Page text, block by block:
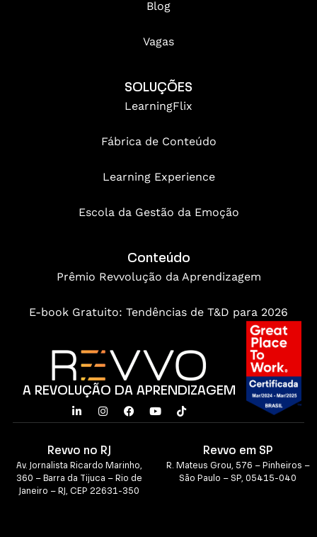
Blog
Vagas
SOLUÇÕES
LearningFlix
Fábrica de Conteúdo
Learning Experience
Escola da Gestão da Emoção
Conteúdo
Prêmio Revvolução da Aprendizagem
E-book Gratuito: Tendências de T&D para 2026
A REVOLUÇÃO DA APRENDIZAGEM
Revvo no RJ
Av. Jornalista Ricardo Marinho,
360 – Barra da Tijuca – Rio de
Janeiro – RJ, CEP 22631-350
Revvo em SP
R. Mateus Grou, 576 – Pinheiros –
São Paulo – SP, 05415-040